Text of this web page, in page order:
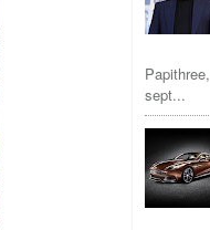
sept...